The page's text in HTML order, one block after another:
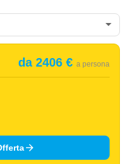
da 2406 € a persona
arrow_forward